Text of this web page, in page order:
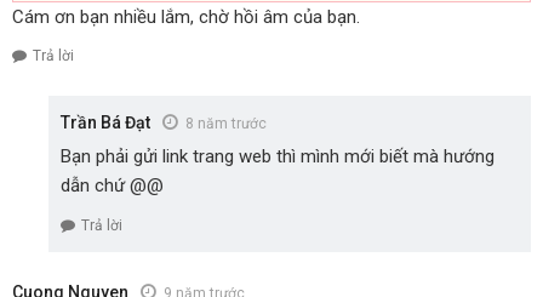
Cám ơn bạn nhiều lắm, chờ hồi âm của bạn.
Trả lời
Trần Bá Đạt 8 năm trước
Bạn phải gửi link trang web thì mình mới biết mà hướng
dẫn chứ @@
Trả lời
Cuong Nguyen 9 năm trước